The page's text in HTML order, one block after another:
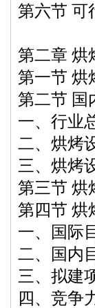
第六节 可
第二章 烘
第一节 烘
第二节 国
一、行业
二、烘烤
三、烘烤
第三节 烘
第四节 烘
一、国际
二、国内
三、拟建
四、竞争